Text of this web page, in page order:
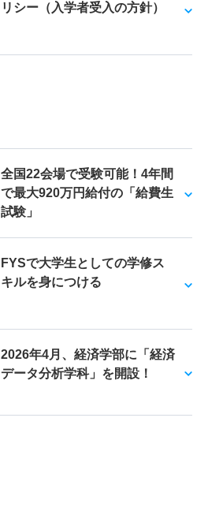
リシー（入学者受入の方針）
全国22会場で受験可能！4年間
で最大920万円給付の「給費生
試験」
FYSで大学生としての学修ス
キルを身につける
2026年4月、経済学部に「経済
データ分析学科」を開設！